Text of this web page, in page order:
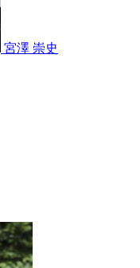
宮澤 崇史